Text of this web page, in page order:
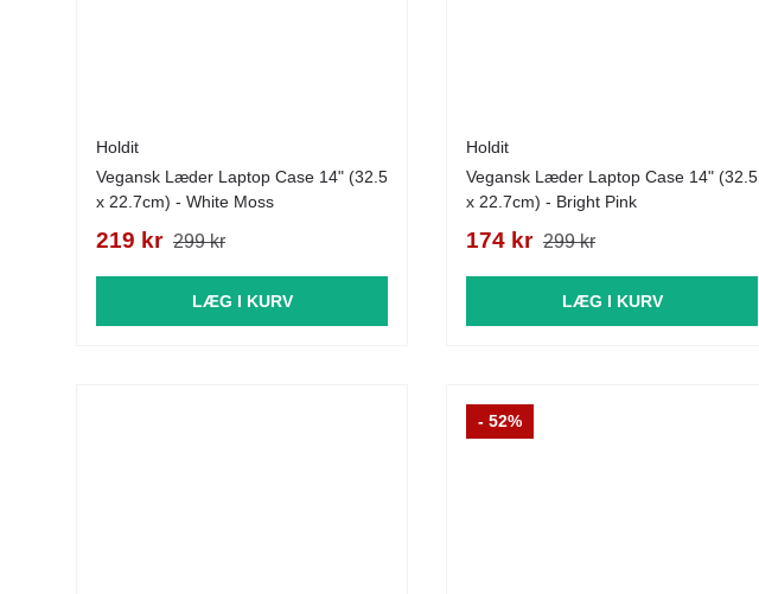
Holdit
Vegansk Læder Laptop Case 14" (32.5
x 22.7cm) - White Moss
219 kr 299 kr
LÆG I KURV
Holdit
Vegansk Læder Laptop Case 14" (32.5
x 22.7cm) - Bright Pink
174 kr 299 kr
LÆG I KURV
- 52%